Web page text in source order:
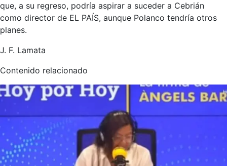
que, a su regreso, podría aspirar a suceder a Cebrián
como director de EL PAÍS, aunque Polanco tendría otros
planes.
J. F. Lamata
Contenido relacionado